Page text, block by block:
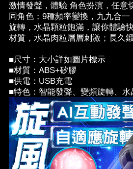
激情發聲，體驗 角色扮演，任意
同角色；9種頻率變換，九九合
旋轉，水晶顆粒飽滿，讓你體驗
材質，水晶肉粒層層刺激；長久
■尺寸：大小詳如圖片標示
■材質：ABS+矽膠
■供電：USB充電
■特色：智能發聲、變頻旋轉、水